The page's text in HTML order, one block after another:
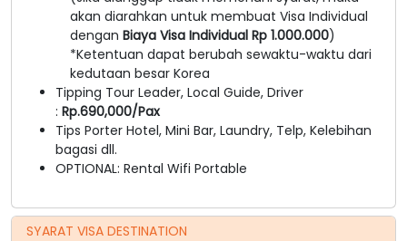
akan diarahkan untuk membuat Visa Individual
dengan Biaya Visa Individual Rp 1.000.000)
*Ketentuan dapat berubah sewaktu-waktu dari
kedutaan besar Korea
Tipping Tour Leader, Local Guide, Driver
: Rp.690,000/Pax
Tips Porter Hotel, Mini Bar, Laundry, Telp, Kelebihan
bagasi dll.
OPTIONAL: Rental Wifi Portable
SYARAT VISA DESTINATION